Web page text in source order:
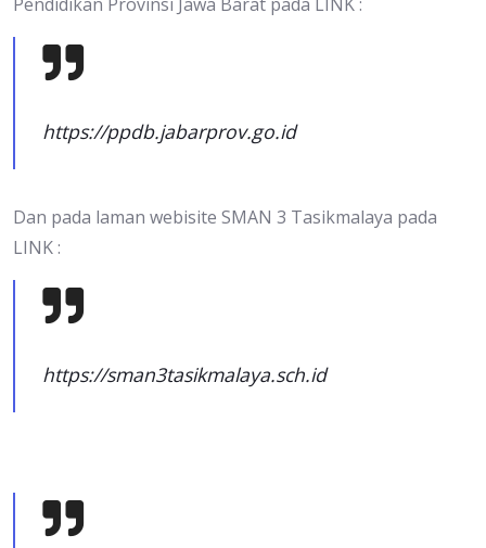
https://ppdb.jabarprov.go.id
Dan pada laman webisite SMAN 3 Tasikmalaya pada
LINK :
https://sman3tasikmalaya.sch.id